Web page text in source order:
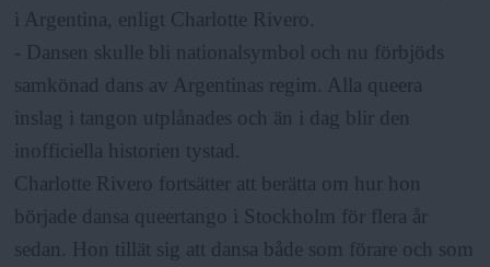
i Argentina, enligt Charlotte Rivero.
- Dansen skulle bli nationalsymbol och nu förbjöds
samkönad dans av Argentinas regim. Alla queera
inslag i tangon utplånades och än i dag blir den
inofficiella historien tystad.
Charlotte Rivero fortsätter att berätta om hur hon
började dansa queertango i Stockholm för flera år
sedan. Hon tillät sig att dansa både som förare och som